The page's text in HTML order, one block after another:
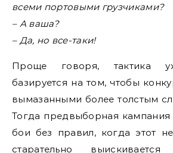
всеми портовыми грузчиками?
– А ваша?
– Да, но все-таки!
Проще говоря, тактика
базируется на том, чтобы
вымазанными более толстым
Тогда предвыборная
бои без правил, когда этот
старательно